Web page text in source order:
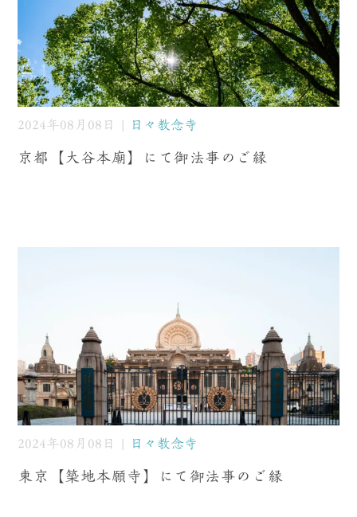
2024年08月08日 | 日々教念寺
京都【大谷本廟】にて御法事のご縁
2024年08月08日 | 日々教念寺
東京【築地本願寺】にて御法事のご縁